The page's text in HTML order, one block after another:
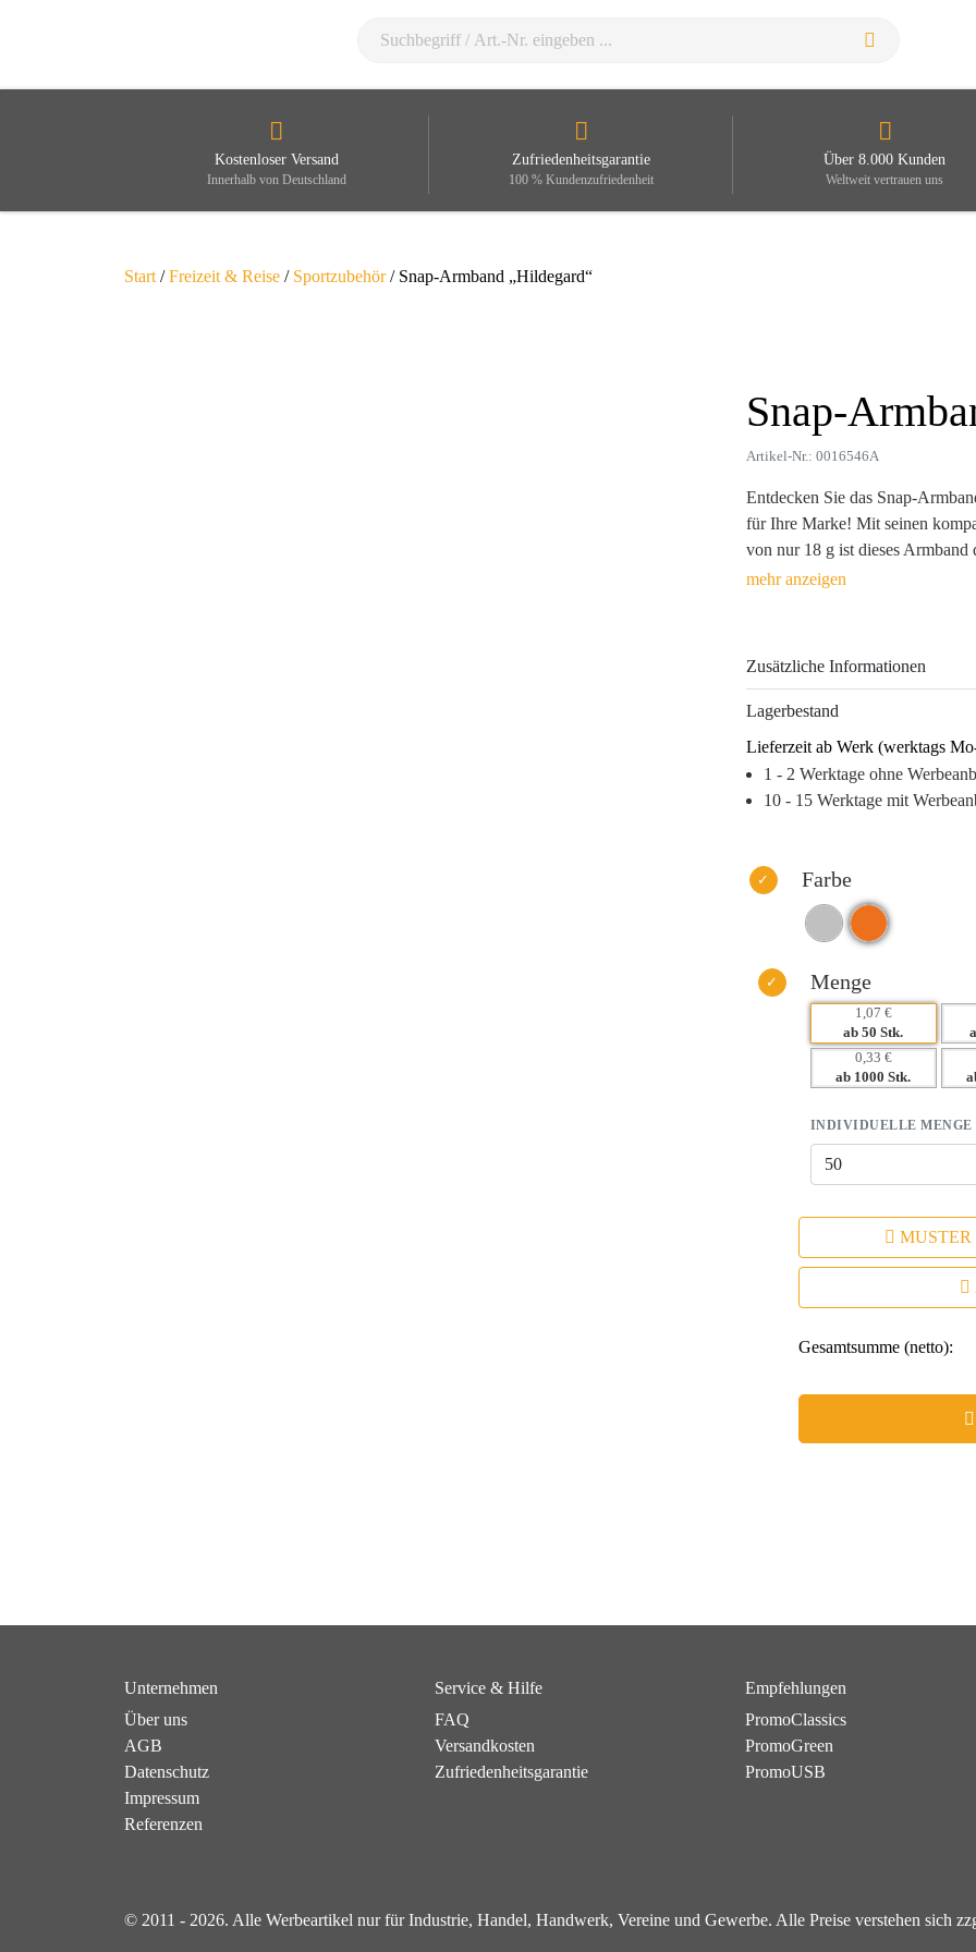
Kostenloser Versand
Innerhalb von Deutschland
Zufriedenheitsgarantie
100 % Kundenzufriedenheit
Über 8.000 Kunden
Weltweit vertrauen uns
Start /Freizeit & Reise / Sportzubehör/ Snap-Armband „Hildegard“
Snap-
Artikel-Nr.: 0016546A
Entdecken Sie das Snap-
für Ihre Marke! Mit seinen
von nur 18 g ist dieses
sondern auch bleibt. Das
wird im Alltag geschätzt – ein
Logo-Präsenz.
Setzen Sie auf ein Produkt, das
für Ihre Kunden fungiert.
– Hohe Wiedererkennung durch
– Emotionaler Nutzen: Bequem
– Langanhaltende
– Exklusive Materialien sorgen
Zusätzliche Informationen
Lagerbestand
Lieferzeit ab Werk (werktags
1 - 2 Werktage ohne
10 - 15 Werktage mit
Farbe
Menge
1,07 €
ab 50 Stk.
0,33 €
ab 1000 Stk.
INDIVIDUELLE MENGE
MUSTER
Gesamtsumme (netto):
Unternehmen
Über uns
AGB
Datenschutz
Impressum
Referenzen
Service & Hilfe
FAQ
Versandkosten
Zufriedenheitsgarantie
Empfehlungen
PromoClassics
PromoGreen
PromoUSB
© 2011 - 2026. Alle Werbeartikel nur für Industrie, Handel, Handwerk, Vereine und Gewerbe. Alle Preise verstehen sich